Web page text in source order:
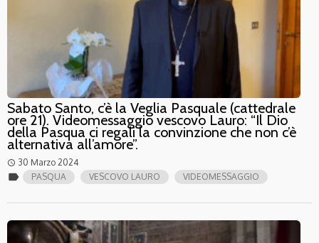
Sabato Santo, c’è la Veglia Pasquale (cattedrale
ore 21). Videomessaggio vescovo Lauro: “Il Dio
della Pasqua ci regali la convinzione che non c’è
alternativa all’amore”.
access_time 30 Marzo 2024
label PASQUA VESCOVO LAURO VIDEOMESSAGGIO